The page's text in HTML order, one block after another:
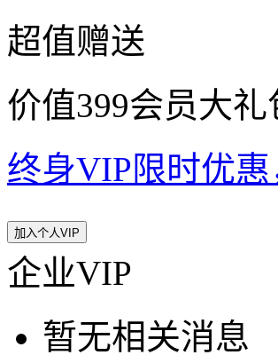
超值赠送
价值399会员大礼
终身VIP限时优
加入个人VIP
企业VIP
暂无相关消息